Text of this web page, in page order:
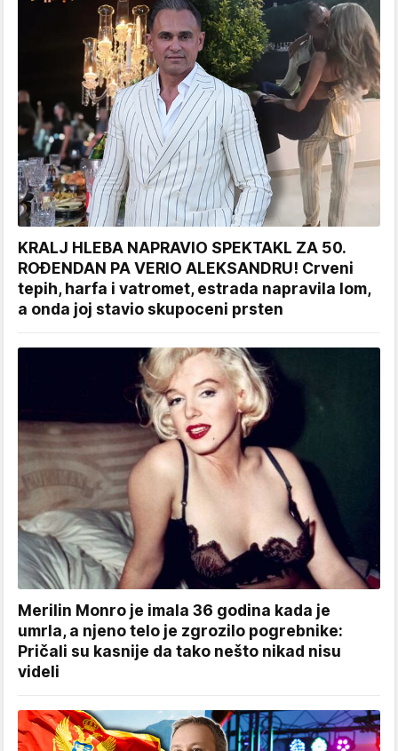
KRALJ HLEBA NAPRAVIO SPEKTAKL ZA 50.
ROĐENDAN PA VERIO ALEKSANDRU! Crveni
tepih, harfa i vatromet, estrada napravila lom,
a onda joj stavio skupoceni prsten
Merilin Monro je imala 36 godina kada je
umrla, a njeno telo je zgrozilo pogrebnike:
Pričali su kasnije da tako nešto nikad nisu
videli